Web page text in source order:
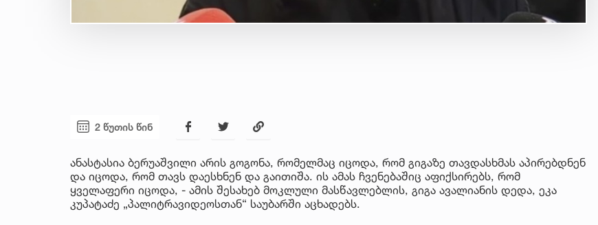
2 წუთის წინ
ანასტასია ბერუაშვილი არის გოგონა, რომელმაც იცოდა, რომ გიგაზე თავდასხმას აპირებდნენ
და იცოდა, რომ თავს დაესხნენ და გაითიშა. ის ამას ჩვენებაშიც აფიქსირებს, რომ
ყველაფერი იცოდა, - ამის შესახებ მოკლული მასწავლებლის, გიგა ავალიანის დედა, ეკა
კუპატაძე „პალიტრავიდეოსთან“ საუბარში აცხადებს.